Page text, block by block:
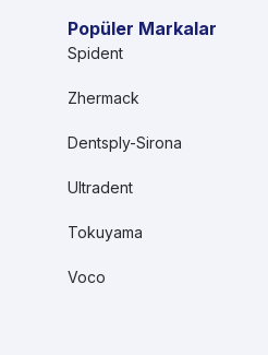
Popüler Markalar
Spident
Zhermack
Dentsply-Sirona
Ultradent
Tokuyama
Voco